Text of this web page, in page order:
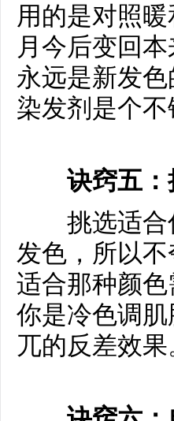
用的是对照
月今后变回
永远是新发
染发剂是个不
诀窍五
挑选适合你
发色，所以
适合那种颜
你是冷色调
兀的反差效果